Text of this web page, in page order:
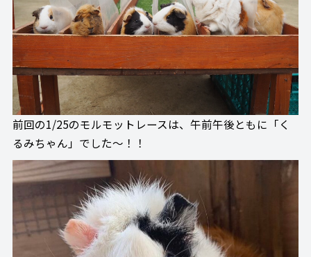
前回の1/25のモルモットレースは、午前午後ともに「く
るみちゃん」でした～！！